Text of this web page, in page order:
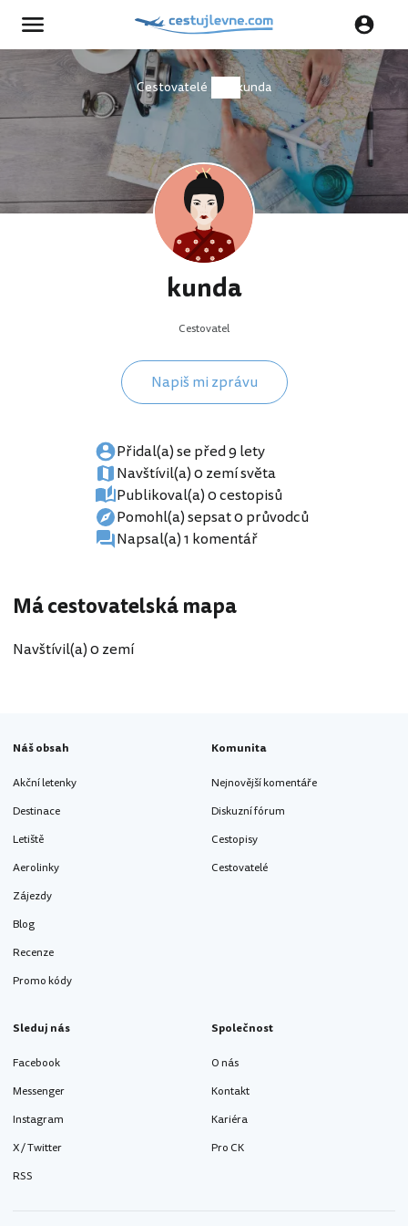
Cestovatelé kunda
kunda
Cestovatel
Napiš mi zprávu
Přidal(a) se před 9 lety
Navštívil(a) 0 zemí světa
Publikoval(a) 0 cestopisů
Pomohl(a) sepsat 0 průvodců
Napsal(a) 1 komentář
Má cestovatelská mapa
Navštívil(a) 0 zemí
Náš obsah
Akční letenky
Destinace
Letiště
Aerolinky
Zájezdy
Blog
Recenze
Promo kódy
Komunita
Nejnovější komentáře
Diskuzní fórum
Cestopisy
Cestovatelé
Sleduj nás
Facebook
Messenger
Instagram
X / Twitter
RSS
Společnost
O nás
Kontakt
Kariéra
Pro CK